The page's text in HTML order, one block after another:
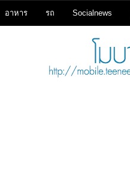
อาหาร รถ Socialnews